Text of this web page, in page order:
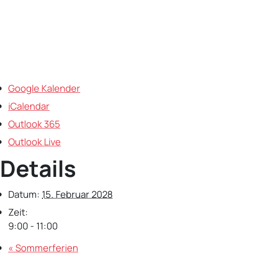
Google Kalender
iCalendar
Outlook 365
Outlook Live
Details
Datum: 15. Februar 2028
Zeit:
9:00 - 11:00
«Sommerferien